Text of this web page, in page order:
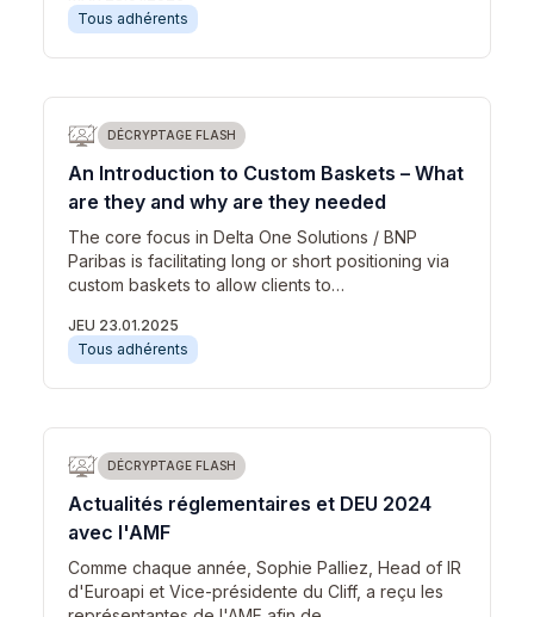
Tous adhérents
DÉCRYPTAGE FLASH
An Introduction to Custom Baskets – What
are they and why are they needed
The core focus in Delta One Solutions / BNP
Paribas is facilitating long or short positioning via
custom baskets to allow clients to…
JEU 23.01.2025
Tous adhérents
DÉCRYPTAGE FLASH
Actualités réglementaires et DEU 2024
avec l'AMF
Comme chaque année, Sophie Palliez, Head of IR
d'Euroapi et Vice-présidente du Cliff, a reçu les